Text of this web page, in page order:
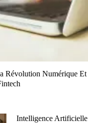
Révolution Numérique Et
Intelligence Artificielle